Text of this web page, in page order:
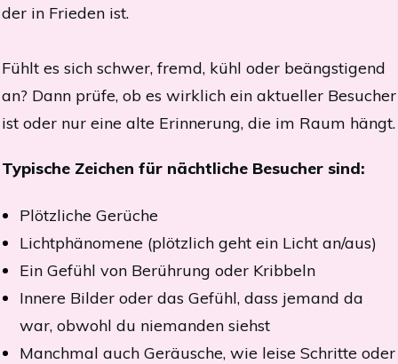
der in Frieden ist.
Fühlt es sich schwer, fremd, kühl oder beängstigend
an? Dann prüfe, ob es wirklich ein aktueller Besucher
ist oder nur eine alte Erinnerung, die im Raum hängt.
Typische Zeichen für nächtliche Besucher sind:
Plötzliche Gerüche
Lichtphänomene (plötzlich geht ein Licht an/aus)
Ein Gefühl von Berührung oder Kribbeln
Innere Bilder oder das Gefühl, dass jemand da
war, obwohl du niemanden siehst
Manchmal auch Geräusche, wie leise Schritte oder